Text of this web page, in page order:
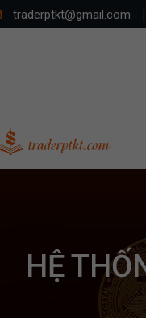
traderptkt@gmail.com
HỆ